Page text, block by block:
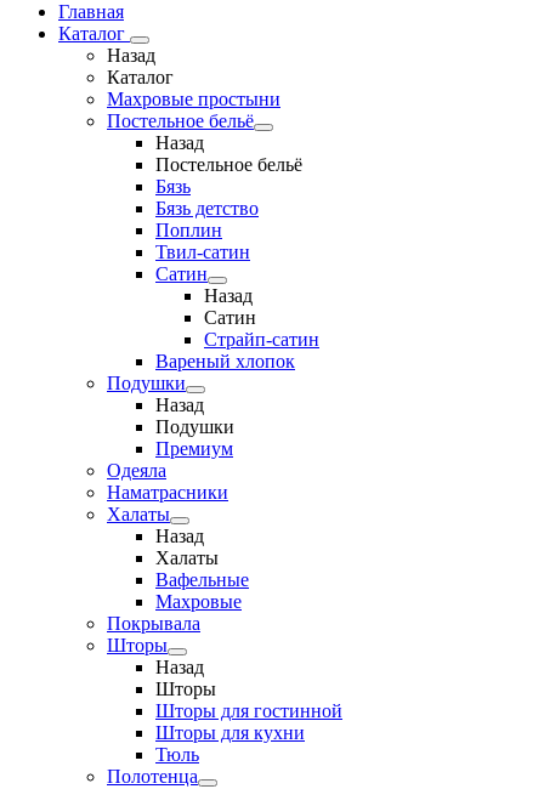
Главная
Каталог
Назад
Каталог
Махровые простыни
Постельное бельё
Назад
Постельное бельё
Бязь
Бязь детство
Поплин
Твил-сатин
Сатин
Назад
Сатин
Страйп-сатин
Вареный хлопок
Подушки
Назад
Подушки
Премиум
Одеяла
Наматрасники
Халаты
Назад
Халаты
Вафельные
Махровые
Покрывала
Шторы
Назад
Шторы
Шторы для гостинной
Шторы для кухни
Тюль
Полотенца